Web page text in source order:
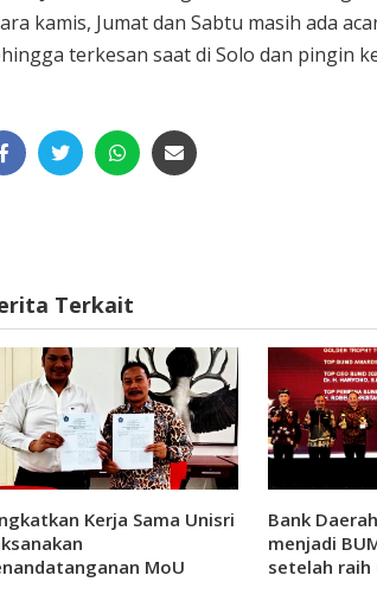
kamis, Jumat dan Sabtu masih ada
terkesan saat di Solo dan pingin
Terkait
Kerja Sama Unisri
MoU
Bank
menjadi
setelah raih